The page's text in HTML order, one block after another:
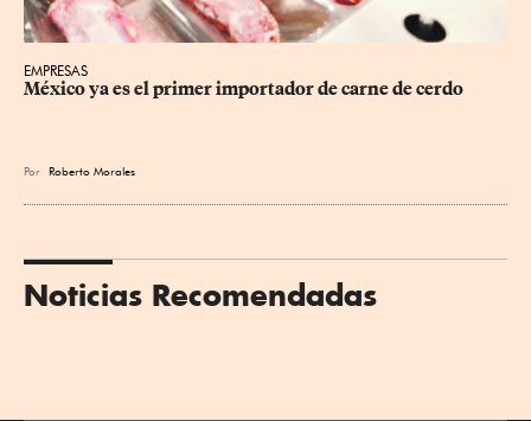
EMPRESAS
México ya es el primer importador de carne de cerdo
Por Roberto Morales
Noticias Recomendadas